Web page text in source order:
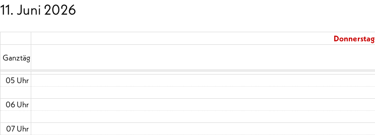
11. Juni 2026
Donnerstag
Ganztägig
02 Uhr
03 Uhr
04 Uhr
05 Uhr
06 Uhr
07 Uhr